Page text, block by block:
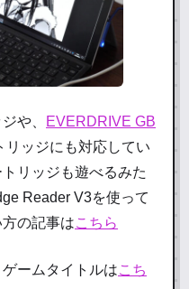
や、
EVERDRIVE GB
リッジにも対応してい
リッジも遊べるみた
Reader V3を使って
の記事はこちら
ームタイトルはこち